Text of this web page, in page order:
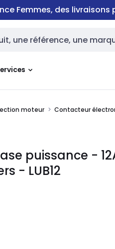
Femmes, des
moteur Contacteur
puissance -
- LUB12